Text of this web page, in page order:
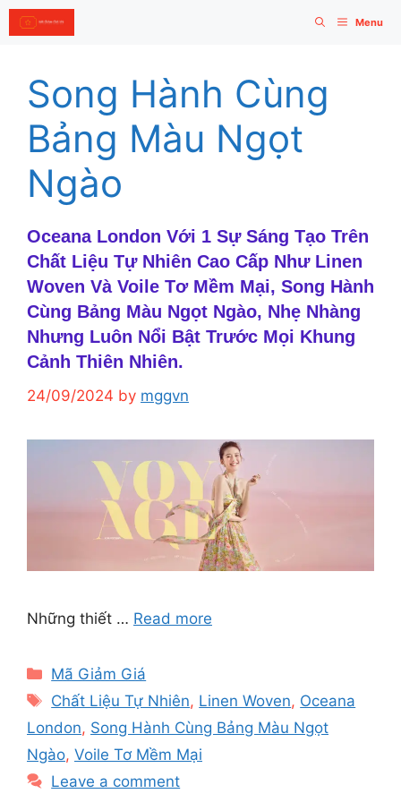
Skip
to
Menu
Song Hành Cùng
Bảng Màu Ngọt
Ngào
Oceana London Với 1 Sự Sáng Tạo Trên
Chất Liệu Tự Nhiên Cao Cấp Như Linen
Woven Và Voile Tơ Mềm Mại, Song Hành
Cùng Bảng Màu Ngọt Ngào, Nhẹ Nhàng
Nhưng Luôn Nổi Bật Trước Mọi Khung
Cảnh Thiên Nhiên.
24/09/2024 by mggvn
Những thiết … Read more
Categories
Mã Giảm Giá
Tags
Chất Liệu Tự Nhiên, Linen Woven, Oceana
London, Song Hành Cùng Bảng Màu Ngọt
Ngào, Voile Tơ Mềm Mại
Leave a comment